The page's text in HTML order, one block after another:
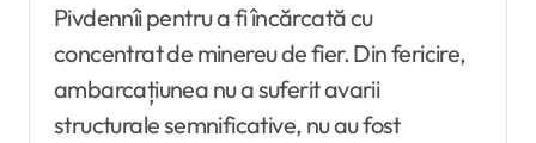
Pivdennîi pentru a fi încărcată cu
concentrat de minereu de fier. Din fericire,
ambarcațiunea nu a suferit avarii
structurale semnificative, nu au fost